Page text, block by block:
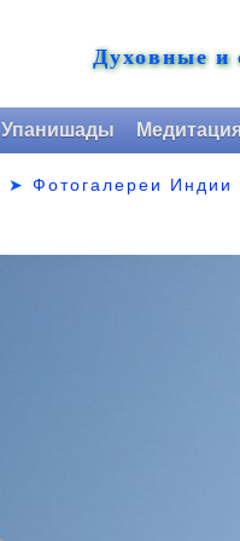
Духовные и
Упанишады
➤Фотогалереи Индии